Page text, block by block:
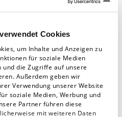
Cookies
um Inhalte und Anzeigen zu
für soziale Medien
und die Zugriffe auf unsere
Außerdem geben wir
Verwendung unserer Website
soziale Medien, Werbung und
Partner führen diese
mit weiteren Daten
ihren-schrecken-2177
Grundverordnung
und als